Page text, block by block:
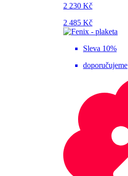
2 230 Kč
2 485 Kč
Sleva 10%
doporučujeme